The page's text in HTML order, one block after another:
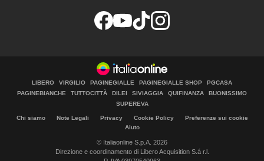
LIBERO VIRGILIO PAGINEGIALLE PAGINEGIALLE SHOP
PGCASA
PAGINEBIANCHE
TUTTOCITTÀ DILEI SIVIAGGIA QUIFINANZA
BUONISSIMO
SUPEREVA
Chi siamo Note Legali Privacy Cookie Policy
Preferenze sui cookie
Aiuto
© Italiaonline S.p.A. 2026
Direzione e coordinamento di Libero Acquisition S.á r.l.